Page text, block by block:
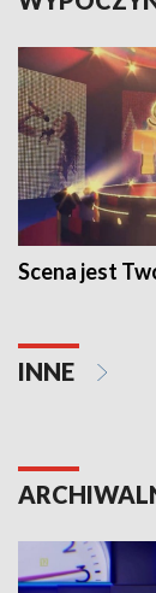
Scena jest
INNE